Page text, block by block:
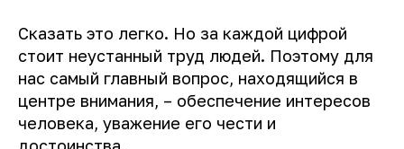
Сказать это легко. Но за каждой цифрой
стоит неустанный труд людей. Поэтому для
нас самый главный вопрос, находящийся в
центре внимания, – обеспечение интересов
человека, уважение его чести и